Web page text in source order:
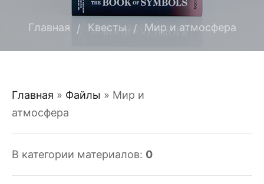
Главная Квесты Мир и атмосфера
Главная » Файлы » Мир и
атмосфера
В категории материалов: 0